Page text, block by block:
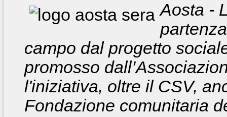
Aosta -
campo dal progetto
promosso
l'iniziativa, oltre il CSV,
Fondazione comunitaria